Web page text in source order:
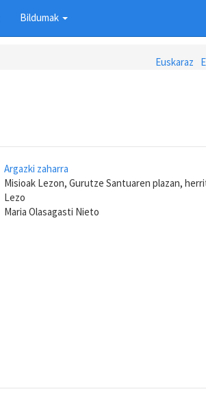
Bildumak
Euskaraz
Argazki zaharra
Misioak Lezon, Gurutze Santuaren plazan,
Lezo
Maria Olasagasti Nieto